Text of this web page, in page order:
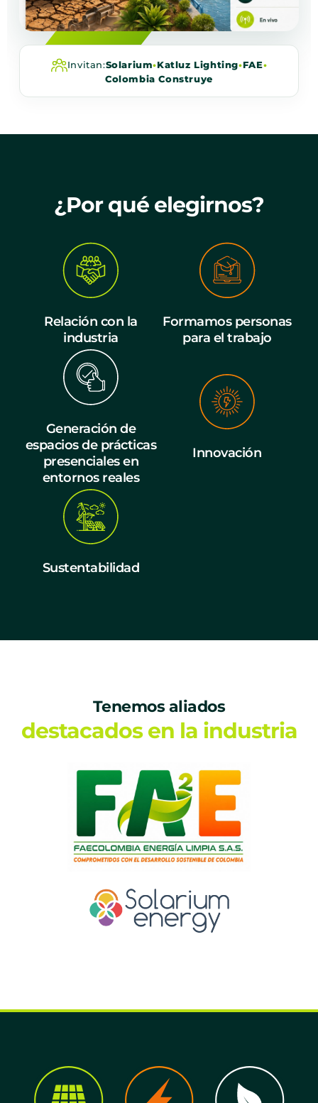
Invitan:Solarium•Katluz Lighting•FAE•
Colombia Construye
¿Por qué elegirnos?
Relación con la
industria
Formamos personas
para el trabajo
Generación de
espacios de prácticas
presenciales en
entornos reales
Innovación
Sustentabilidad
Tenemos aliados
destacados en la industria